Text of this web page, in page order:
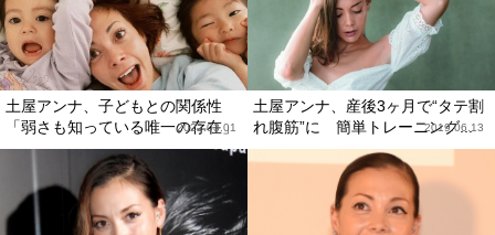
土屋アンナ、子どもとの関係性
「弱さも知っている唯一の存在」
2022.03.01
土屋アンナ、産後3ヶ月で“タテ割
れ腹筋”に 簡単トレーニング...
2019.06.13